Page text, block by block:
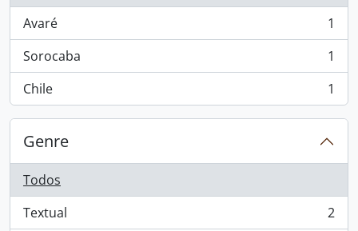
Avaré
, 1 resultados
1
Sorocaba
, 1 resultados
1
Chile
, 1 resultados 1
Genre
Todos
Textual
, 2 resultados
2